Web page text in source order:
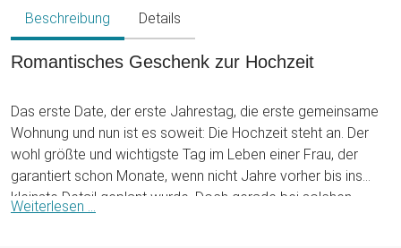
Beschreibung Details
Romantisches Geschenk zur Hochzeit
Das erste Date, der erste Jahrestag, die erste gemeinsame
Wohnung und nun ist es soweit: Die Hochzeit steht an. Der
wohl größte und wichtigste Tag im Leben einer Frau, der
garantiert schon Monate, wenn nicht Jahre vorher bis ins
kleinste Detail geplant wurde. Doch gerade bei solchen
Weiterlesen ...